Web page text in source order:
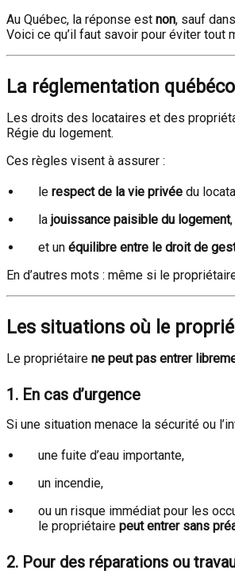
Au Québec, la réponse est non, sauf dans
Voici ce qu’il faut savoir pour éviter tout
La réglementation
Les droits des locataires et des
Régie du logement.
Ces règles visent à assurer :
le respect de la vie privée du
la jouissance paisible du logement,
et un équilibre entre le droit de
En d’autres mots : même si le
Les situations où le
Le propriétaire ne peut pas entrer
1. En cas d’urgence
Si une situation menace la sécurité ou
une fuite d’eau importante,
un incendie,
ou un risque immédiat pour les
le propriétaire peut entrer sans
2. Pour des réparations ou